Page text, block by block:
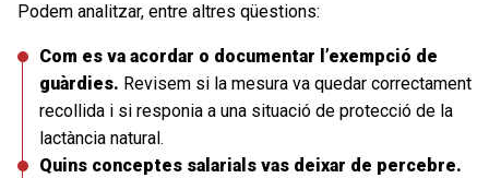
Podem analitzar, entre altres qüestions:
Com es va acordar o documentar l’exempció de
guàrdies. Revisem si la mesura va quedar correctament
recollida i si responia a una situació de protecció de la
lactància natural.
Quins conceptes salarials vas deixar de percebre.